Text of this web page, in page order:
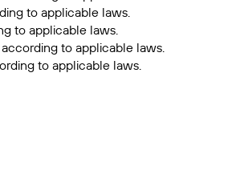
to applicable laws.
to applicable laws.
to applicable laws.
to applicable laws.